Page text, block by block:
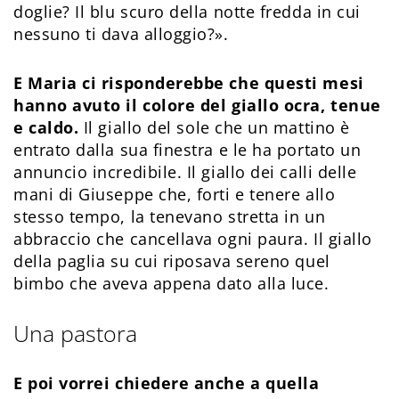
doglie? Il blu scuro della notte fredda in cui
nessuno ti dava alloggio?».
E Maria ci risponderebbe che questi mesi
hanno avuto il colore del giallo ocra, tenue
e caldo. Il giallo del sole che un mattino è
entrato dalla sua finestra e le ha portato un
annuncio incredibile. Il giallo dei calli delle
mani di Giuseppe che, forti e tenere allo
stesso tempo, la tenevano stretta in un
abbraccio che cancellava ogni paura. Il giallo
della paglia su cui riposava sereno quel
bimbo che aveva appena dato alla luce.
Una pastora
E poi vorrei chiedere anche a quella